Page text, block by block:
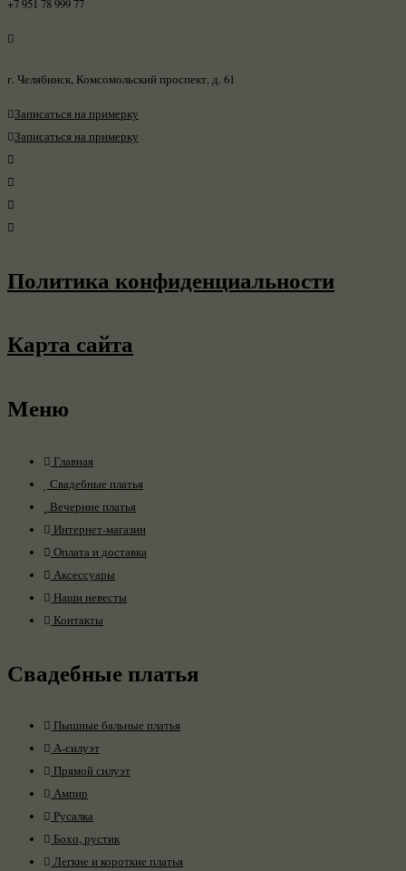
+7 951 78 999 77
г. Челябинск, Комсомольский проспект, д. 61
Записаться на примерку
Записаться на примерку
Политика конфиденциальности
Карта сайта
Меню
Главная
Свадебные платья
Вечерние платья
Интернет-магазин
Оплата и доставка
Аксессуары
Наши невесты
Контакты
Свадебные платья
Пышные бальные платья
А-силуэт
Прямой силуэт
Ампир
Русалка
Бохо, рустик
Легкие и короткие платья